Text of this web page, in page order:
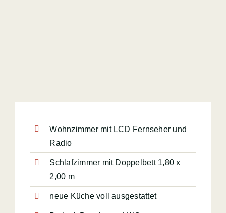
Wohnzimmer mit LCD Fernseher und
Radio
Schlafzimmer mit Doppelbett 1,80 x
2,00 m
neue Küche voll ausgestattet